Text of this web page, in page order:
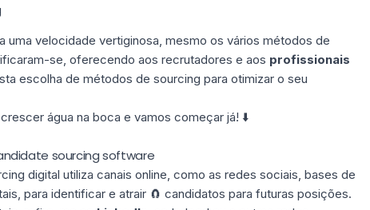
uma velocidade vertiginosa, mesmo os vários métodos de
se, oferecendo aos recrutadores e aos profissionais
escolha de métodos de sourcing para otimizar o seu
água na boca e vamos começar já! ⬇️
sourcing software
digital utiliza canais online, como as redes sociais, bases de
para identificar e atrair 🧲 candidatos para futuras posições.